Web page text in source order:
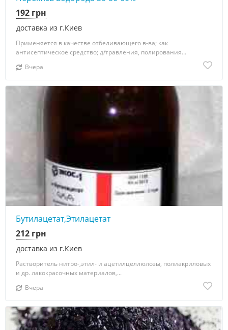
доставка из г.Киев
192 грн
Применяется в качестве отбеливающего в-ва; как
антисептическое средство; д/травления, полирования...
Вчера
Бутилацетат,Этилацетат
доставка из г.Киев
212 грн
Растворитель нитро-,этил- и ацетилцеллюлозы, полиакриловых
и др. лакокрасочных материалов,...
Вчера